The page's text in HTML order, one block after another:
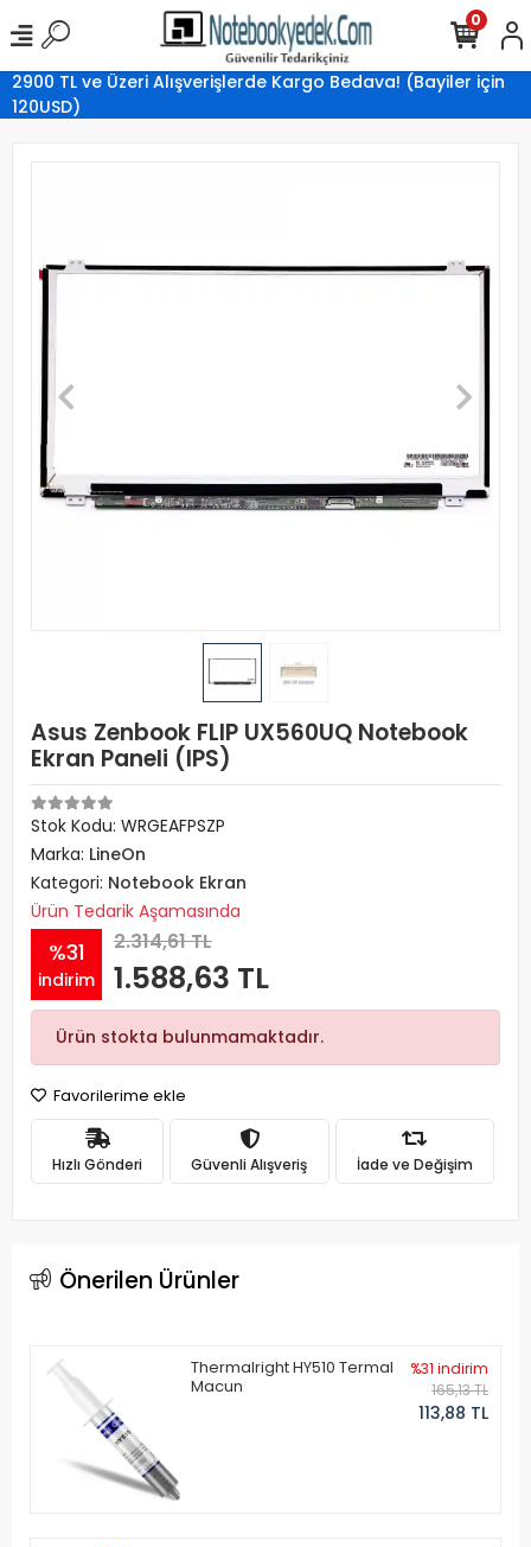
2900 TL ve Üzeri Alışverişlerde Kargo Bedava! (Bayiler için
120USD)
0
Asus Zenbook FLIP UX560UQ Notebook
Ekran Paneli (IPS)
Stok Kodu: WRGEAFPSZP
Marka: LineOn
Kategori: Notebook Ekran
Ürün Tedarik Aşamasında
%31
indirim
2.314,61 TL
1.588,63 TL
Ürün stokta bulunmamaktadır.
Favorilerime ekle
Hızlı Gönderi Güvenli Alışveriş İade ve Değişim
Önerilen Ürünler
Thermalright HY510 Termal
Macun
%31 indirim
165,13 TL
113,88 TL